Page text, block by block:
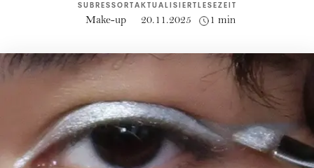
SUBRESSORT
Make-up
AKTUALISIERT
20.11.2025
LESEZEIT
1 min